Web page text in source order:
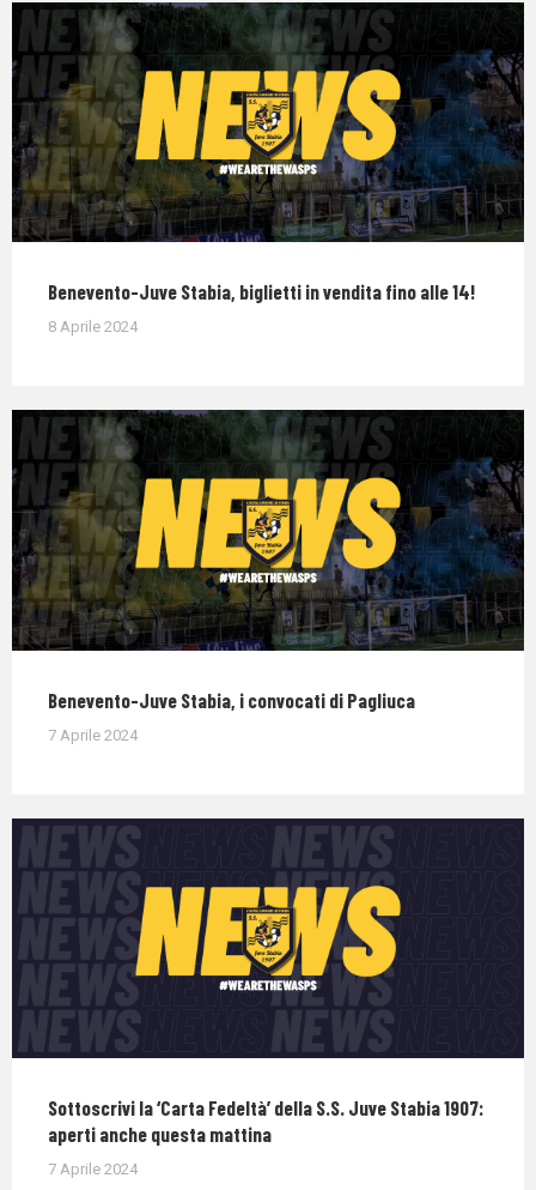
Benevento-Juve Stabia, biglietti in vendita fino alle 14!
8 Aprile 2024
Benevento-Juve Stabia, i convocati di Pagliuca
7 Aprile 2024
Sottoscrivi la ‘Carta Fedeltà’ della S.S. Juve Stabia 1907:
aperti anche questa mattina
7 Aprile 2024